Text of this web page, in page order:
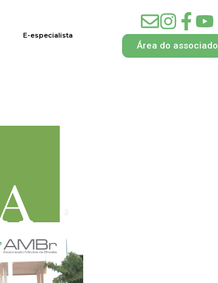
E-especialista
Área do associado